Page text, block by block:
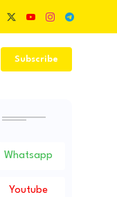
Subscribe
Whatsapp
Youtube